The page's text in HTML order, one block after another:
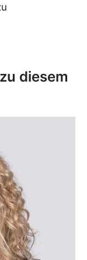
diesem